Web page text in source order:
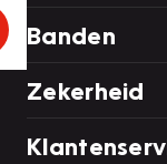
Banden
Zekerheid